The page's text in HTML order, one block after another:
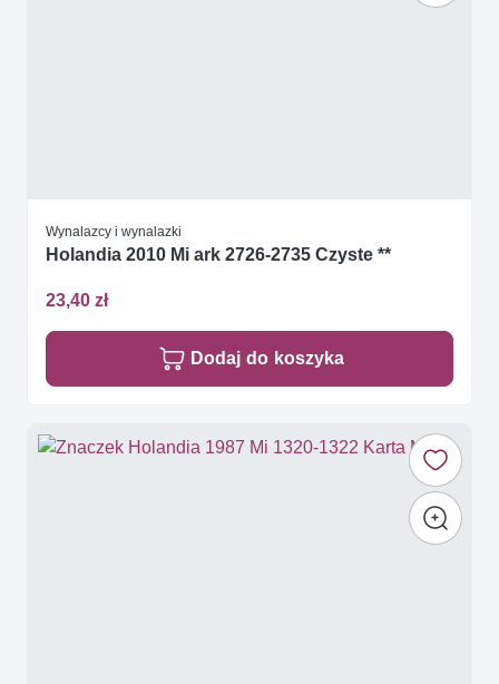
Wynalazcy i wynalazki
Holandia 2010 Mi ark 2726-2735 Czyste **
23,40 zł
Dodaj do koszyka